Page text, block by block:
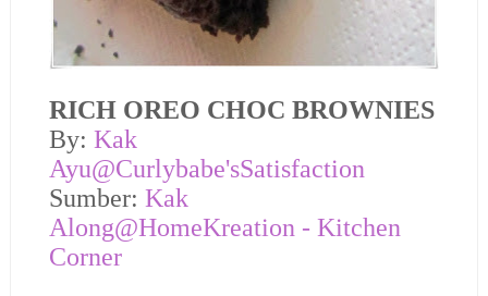
RICH OREO CHOC BROWNIES
By: Kak
Ayu@Curlybabe'sSatisfaction
Sumber: Kak
Along@HomeKreation - Kitchen
Corner